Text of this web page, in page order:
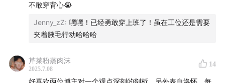
3. Christine Lebail - Johnny S.P. 69.603/11
-
不敢穿背心😭
Jenny_zZ: 嘿嘿！已经勇敢穿上班了！虽在工位还是需要
夹着腋毛行动哈哈哈
芹菜粉蒸肉沫
2025.7.08
14
好喜欢两位博主对一个观点深刻的剖析，另外表白洛怀，每